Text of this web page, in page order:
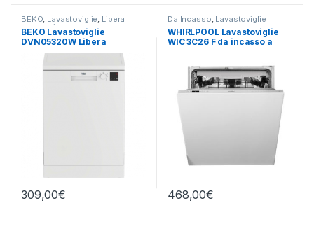
BEKO, Lavastoviglie, Libera
Installazione
BEKO Lavastoviglie
DVN05320W Libera
installazione
309,00€
Da Incasso, Lavastoviglie
WHIRLPOOL Lavastoviglie
WIC 3C26 F da incasso a
468,00€